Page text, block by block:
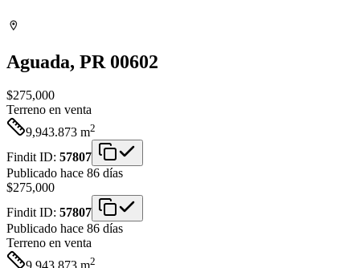
Aguada, PR 00602
$275,000
Terreno en venta
9,943.873 m2
Findit ID: 57807
Publicado hace 86 días
$275,000
Findit ID: 57807
Publicado hace 86 días
Terreno en venta
2